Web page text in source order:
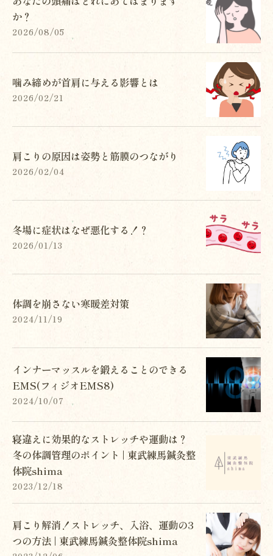
か？
2026/08/05
噛み締めが首肩に与える影響とは
2026/02/21
肩こりの原因は姿勢と筋膜のつながり
2026/02/04
冬場に症状はなぜ悪化する！？
2026/01/13
体調を崩さない寒暖差対策
2024/11/19
インナーマッスルを鍛えることのできる
EMS(フィジオEMS8)
2024/10/07
寝違えに効果的なストレッチや運動は？
冬の体調管理のポイント | 東武練馬鍼灸整
体院shima
2023/12/18
肩こり解消！ストレッチ、入浴、運動の3
つの方法 | 東武練馬鍼灸整体院shima